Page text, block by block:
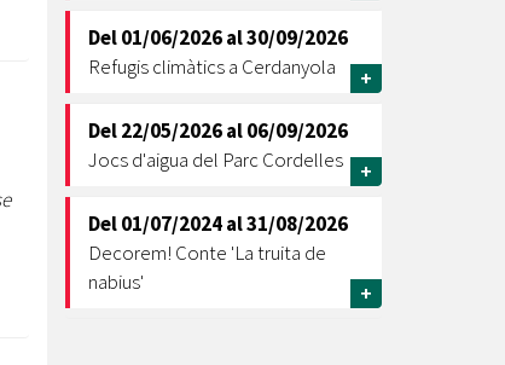
Del01/06/2026al30/09/2026
Refugis climàtics a Cerdanyola
+
Del22/05/2026al06/09/2026
Jocs d'aigua del Parc Cordelles
+
Del01/07/2024al31/08/2026
Decorem! Conte 'La truita de
nabius'
+